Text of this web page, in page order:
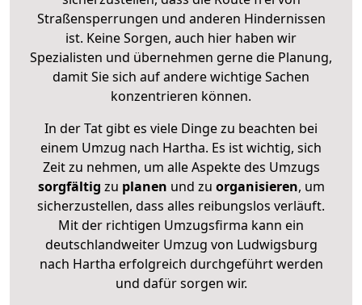
Straßensperrungen und anderen Hindernissen
ist. Keine Sorgen, auch hier haben wir
Spezialisten und übernehmen gerne die Planung,
damit Sie sich auf andere wichtige Sachen
konzentrieren können.
In der Tat gibt es viele Dinge zu beachten bei
einem Umzug nach Hartha. Es ist wichtig, sich
Zeit zu nehmen, um alle Aspekte des Umzugs
sorgfältig zu planen und zu organisieren, um
sicherzustellen, dass alles reibungslos verläuft.
Mit der richtigen Umzugsfirma kann ein
deutschlandweiter Umzug von Ludwigsburg
nach Hartha erfolgreich durchgeführt werden
und dafür sorgen wir.